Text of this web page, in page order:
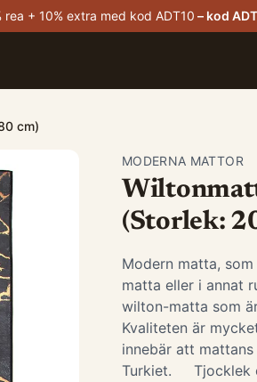
rea + 10% extra med kod ADT10 – kod
cm)
MODERNA MATTOR
(Storlek:
Modern matta,
matta eller i annat
wilton-matta som
Kvaliteten är
innebär att
Turkiet. Tjocklek